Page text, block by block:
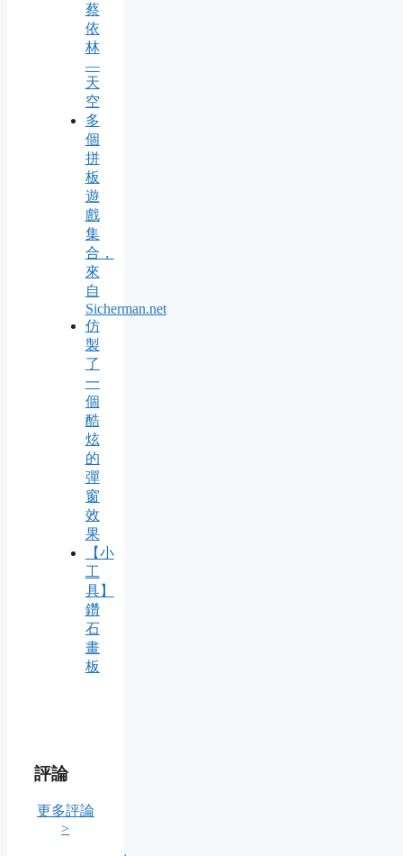
蔡
依
林
—
天
空
多
個
拼
板
遊
戲
集
合，
來
自
Sicherman.net
仿
製
了
一
個
酷
炫
的
彈
窗
效
果
【小
工
具】
鑽
石
畫
板
評論
更多評論
>